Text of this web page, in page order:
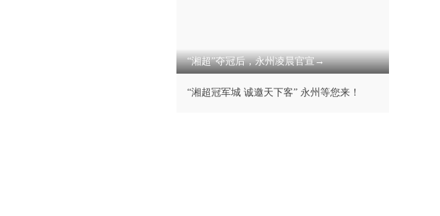
“湘超”夺冠后，永州凌晨官宣→
“湘超冠军城 诚邀天下客” 永州等您来！